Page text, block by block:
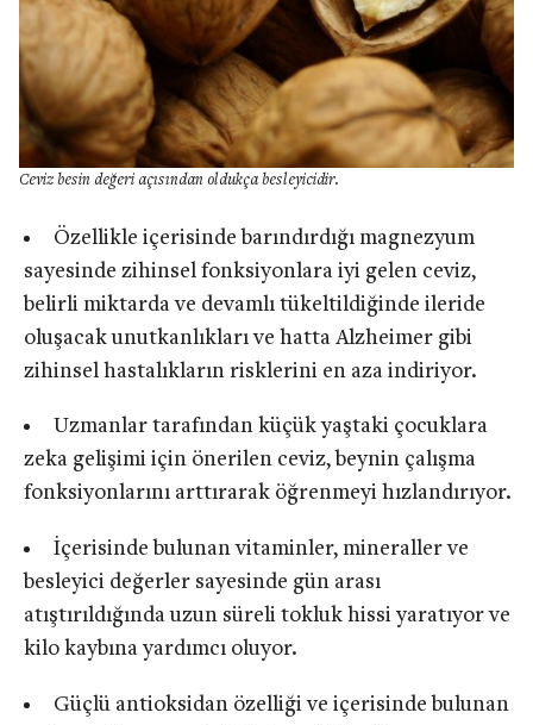
Ceviz besin değeri açısından oldukça besleyicidir.
Özellikle içerisinde barındırdığı magnezyum
sayesinde zihinsel fonksiyonlara iyi gelen ceviz,
belirli miktarda ve devamlı tükeltildiğinde ileride
oluşacak unutkanlıkları ve hatta Alzheimer gibi
zihinsel hastalıkların risklerini en aza indiriyor.
Uzmanlar tarafından küçük yaştaki çocuklara
zeka gelişimi için önerilen ceviz, beynin çalışma
fonksiyonlarını arttırarak öğrenmeyi hızlandırıyor.
İçerisinde bulunan vitaminler, mineraller ve
besleyici değerler sayesinde gün arası
atıştırıldığında uzun süreli tokluk hissi yaratıyor ve
kilo kaybına yardımcı oluyor.
Güçlü antioksidan özelliği ve içerisinde bulunan